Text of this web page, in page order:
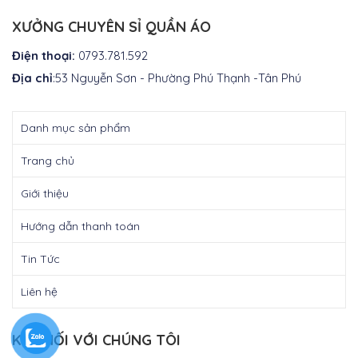
₫300.000.
XƯỞNG CHUYÊN SỈ QUẦN ÁO
Điện thoại: 0793.781.592
Địa chỉ:53 Nguyễn Sơn - Phường Phú Thạnh -Tân Phú
Danh mục sản phẩm
Trang chủ
Giới thiệu
Hướng dẫn thanh toán
Tin Tức
Liên hệ
KẾT NỐI VỚI CHÚNG TÔI